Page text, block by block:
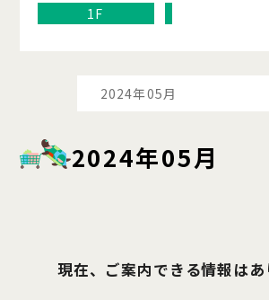
1F
2024年05月
2024年05月
現在、ご案内できる情報はあ